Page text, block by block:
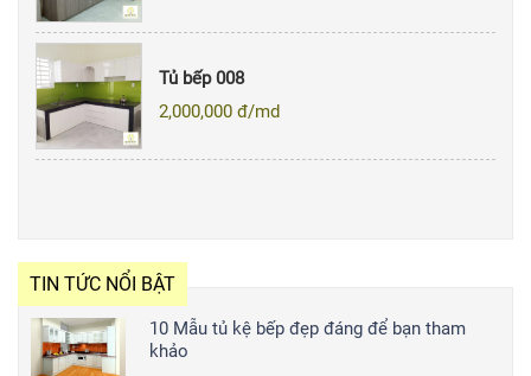
Tủ bếp 008
2,000,000đ/md
TIN TỨC NỔI BẬT
10 Mẫu tủ kệ bếp đẹp đáng để bạn tham
khảo